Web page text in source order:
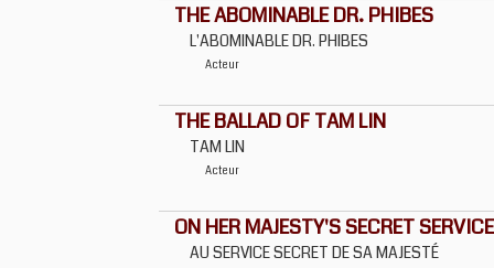
THE ABOMINABLE DR. PHIBES
L'ABOMINABLE DR. PHIBES
Acteur
THE BALLAD OF TAM LIN
TAM LIN
Acteur
ON HER MAJESTY'S SECRET SERVICE
AU SERVICE SECRET DE SA MAJESTÉ